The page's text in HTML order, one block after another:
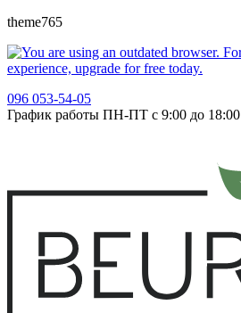
theme765
096 053-54-05
График работы ПН-ПТ с 9:00 до 18:00